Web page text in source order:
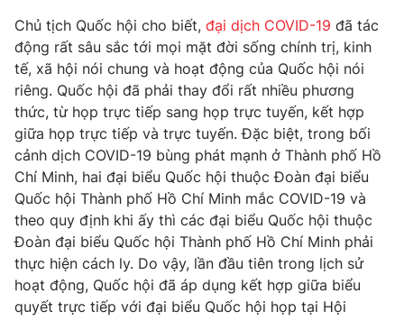
Chủ tịch Quốc hội cho biết, đại dịch COVID-19 đã tác
động rất sâu sắc tới mọi mặt đời sống chính trị, kinh
tế, xã hội nói chung và hoạt động của Quốc hội nói
riêng. Quốc hội đã phải thay đổi rất nhiều phương
thức, từ họp trực tiếp sang họp trực tuyến, kết hợp
giữa họp trực tiếp và trực tuyến. Đặc biệt, trong bối
cảnh dịch COVID-19 bùng phát mạnh ở Thành phố Hồ
Chí Minh, hai đại biểu Quốc hội thuộc Đoàn đại biểu
Quốc hội Thành phố Hồ Chí Minh mắc COVID-19 và
theo quy định khi ấy thì các đại biểu Quốc hội thuộc
Đoàn đại biểu Quốc hội Thành phố Hồ Chí Minh phải
thực hiện cách ly. Do vậy, lần đầu tiên trong lịch sử
hoạt động, Quốc hội đã áp dụng kết hợp giữa biểu
quyết trực tiếp với đại biểu Quốc hội họp tại Hội